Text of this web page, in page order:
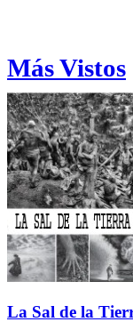
Más Vistos
La Sal de la